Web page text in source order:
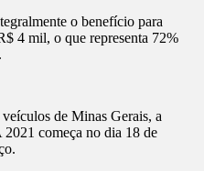
o benefício para
4 mil, o que representa 72%
de Minas Gerais, a
começa no dia 18 de